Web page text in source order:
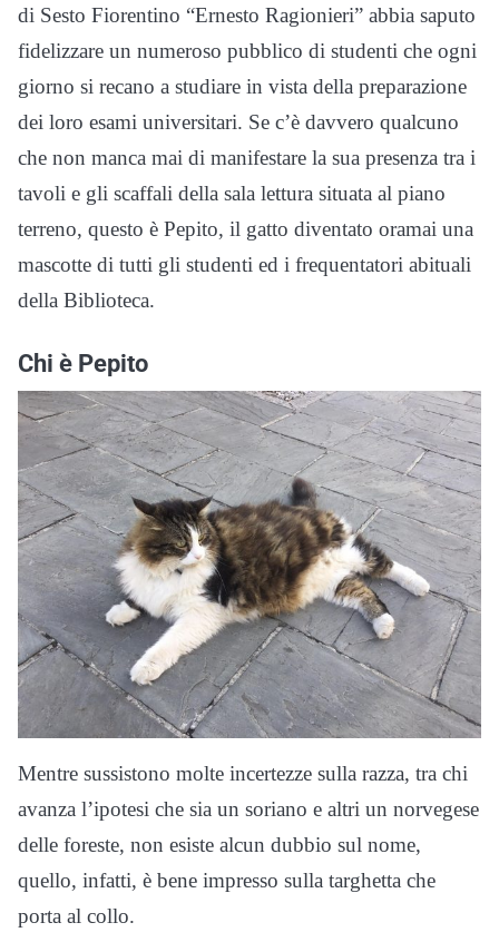
di Sesto Fiorentino “Ernesto Ragionieri” abbia saputo
fidelizzare un numeroso pubblico di studenti che ogni
giorno si recano a studiare in vista della preparazione
dei loro esami universitari. Se c’è davvero qualcuno
che non manca mai di manifestare la sua presenza tra i
tavoli e gli scaffali della sala lettura situata al piano
terreno, questo è Pepito, il gatto diventato oramai una
mascotte di tutti gli studenti ed i frequentatori abituali
della Biblioteca.
Chi è Pepito
Mentre sussistono molte incertezze sulla razza, tra chi
avanza l’ipotesi che sia un soriano e altri un norvegese
delle foreste, non esiste alcun dubbio sul nome,
quello, infatti, è bene impresso sulla targhetta che
porta al collo.